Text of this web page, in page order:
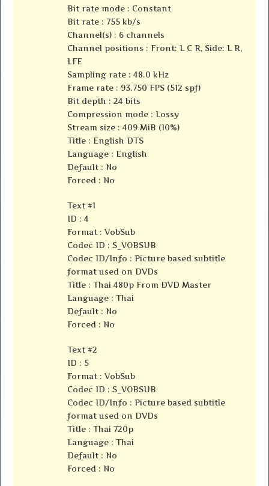
Bit rate mode : Constant
Bit rate : 755 kb/s
Channel(s) : 6 channels
Channel positions : Front: L C R, Side: L R,
LFE
Sampling rate : 48.0 kHz
Frame rate : 93.750 FPS (512 spf)
Bit depth : 24 bits
Compression mode : Lossy
Stream size : 409 MiB (10%)
Title : English DTS
Language : English
Default : No
Forced : No
Text #1
ID : 4
Format : VobSub
Codec ID : S_VOBSUB
Codec ID/Info : Picture based subtitle
format used on DVDs
Title : Thai 480p From DVD Master
Language : Thai
Default : No
Forced : No
Text #2
ID : 5
Format : VobSub
Codec ID : S_VOBSUB
Codec ID/Info : Picture based subtitle
format used on DVDs
Title : Thai 720p
Language : Thai
Default : No
Forced : No